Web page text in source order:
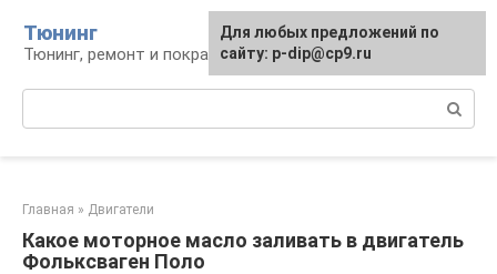
контенту
Тюнинг
Тюнинг, ремонт и покраска автомобиля
Главная » Двигатели
Какое моторное масло заливать в двигатель
Фольксваген Поло
Для любых предложений по
сайту: p-dip@cp9.ru